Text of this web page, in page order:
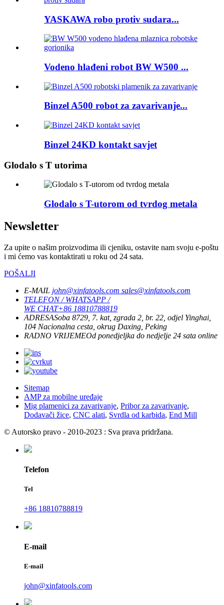
YASKAWA robo protiv sudara...
Vodeno hlađeni robot BW W500 ...
Binzel A500 robot za zavarivanje...
Binzel 24KD kontakt savjet
Glodalo s T utorima
Glodalo s T-utorom od tvrdog metala
Newsletter
Za upite o našim proizvodima ili cjeniku, ostavite nam svoju e-poštu
i mi ćemo vas kontaktirati u roku od 24 sata.
POŠALJI
E-MAIL john@xinfatools.com sales@xinfatools.com
TELEFON / WHATSAPP /
WE CHAT+86 18810788819
ADRESASoba 8729, 7. kat, zgrada 2, br. 22, odjel Yinghai,
104 Nacionalna cesta, okrug Daxing, Peking
RADNO VRIJEMEOd ponedjeljka do nedjelje 24 sata online
Sitemap
AMP za mobilne uređaje
Mig plamenici za zavarivanje, Pribor za zavarivanje,
Dodavači žice, CNC alati, Svrdla od karbida, End Mill
© Autorsko pravo - 2010-2023 : Sva prava pridržana.
Telefon
Tel
+86 18810788819
E-mail
E-mail
john@xinfatools.com